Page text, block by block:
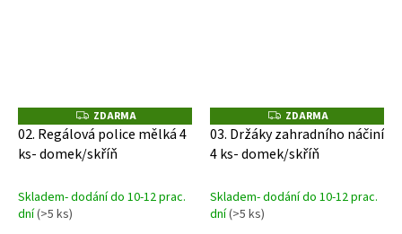
Z
D
A
R
ZDARMA
02. Regálová police mělká 4
ks- domek/skříň
Skladem- dodání do 10-12 prac.
dní(>5 ks)
Z
D
A
R
M
ZDARMA
03. Držáky zahradního náčiní
4 ks- domek/skříň
Skladem- dodání do 10-12 prac.
dní(>5 ks)